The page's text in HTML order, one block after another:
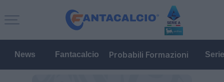
News Fantacalcio Probabili Formazioni